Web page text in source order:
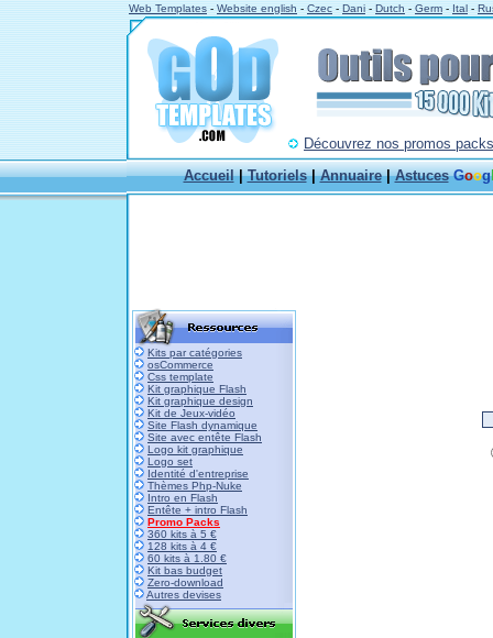
Web Templates - Website english - Czec - Dani - Dutch - Germ - Ital -
Découvrez nos promos
Accueil|Tutoriels|Annuaire|Astuces Goog
Kits par catégories
osCommerce
Css template
Kit graphique Flash
Kit graphique design
Kit de Jeux-vidéo
Site Flash dynamique
Site avec entête Flash
Logo kit graphique
Logo set
Identité d'entreprise
Thèmes Php-Nuke
Intro en Flash
Entête + intro Flash
Promo Packs
360 kits à 5 €
128 kits à 4 €
60 kits à 1.80 €
Kit bas budget
Zero-download
Autres devises